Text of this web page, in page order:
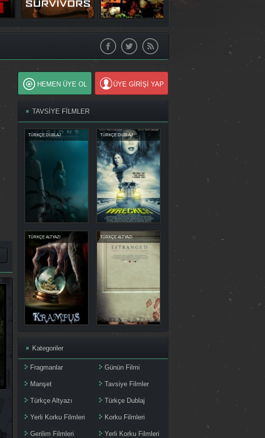
HEMEN ÜYE OL ÜYE GİRİŞİ YAP
TAVSİYE FİLMLER
TÜRKÇE DUBLAJ TÜRKÇE DUBLAJ
TÜRKÇE ALTYAZI TÜRKÇE ALTYAZI
Kategoriler
Fragmanlar Günün Filmi
Manşet Tavsiye Filmler
Türkçe Altyazı Türkçe Dublaj
Yerli Korku Filmleri Korku Filmleri
Gerilim Filmleri Yerli Korku Filmleri